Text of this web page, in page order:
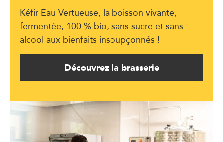
Kéfir Eau Vertueuse, la boisson vivante,
fermentée, 100 % bio, sans sucre et sans
alcool aux bienfaits insoupçonnés !
Découvrez la brasserie